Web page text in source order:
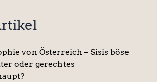
von Österreich – Sisis böse
oder gerechtes